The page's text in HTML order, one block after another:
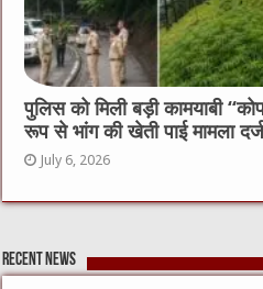
पुलिस को मिली बड़ी कामयाबी
रूप से भांग की खेती पाई मामला
July 6, 2026
Recent News